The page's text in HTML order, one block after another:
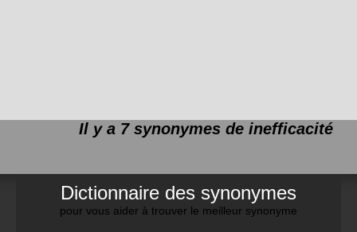
Il y a 7 synonymes de inefficacité
Dictionnaire des synonymes
pour vous aider à trouver le meilleur synonyme